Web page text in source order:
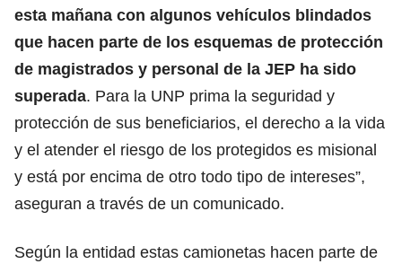
esta mañana con algunos vehículos blindados
que hacen parte de los esquemas de protección
de magistrados y personal de la JEP ha sido
superada. Para la UNP prima la seguridad y
protección de sus beneficiarios, el derecho a la vida
y el atender el riesgo de los protegidos es misional
y está por encima de otro todo tipo de intereses”,
aseguran a través de un comunicado.
Según la entidad estas camionetas hacen parte de